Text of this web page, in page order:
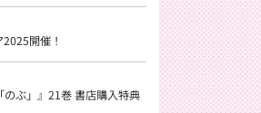
開催！
のぶ」』21巻 書店購入特典